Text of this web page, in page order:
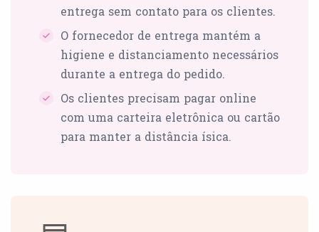
entrega sem contato para os clientes.
O fornecedor de entrega mantém a
higiene e distanciamento necessários
durante a entrega do pedido.
Os clientes precisam pagar online
com uma carteira eletrônica ou cartão
para manter a distância ísica.